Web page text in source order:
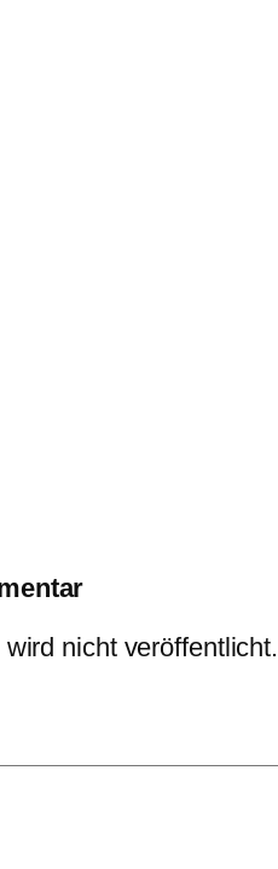
nicht veröffentlicht.